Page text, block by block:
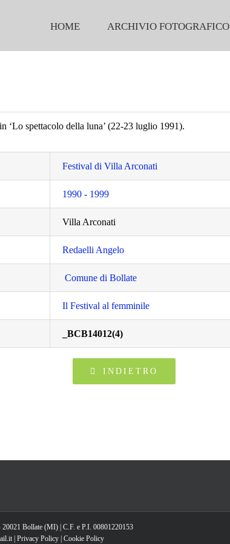
HOME ARCHIVIO FOTOGRAFICO
‘Lo spettacolo della luna’ (22-23 luglio 1991).
Festival di Villa Arconati
1990 - 1999
Villa Arconati
Redaelli Angelo
Comune di Bollate
Il Festival al femminile
_BCB14012(4)
INDIETRO
Bollate (MI) | C.F. e P.I. 00801220153
| Privacy Policy Cookie Policy